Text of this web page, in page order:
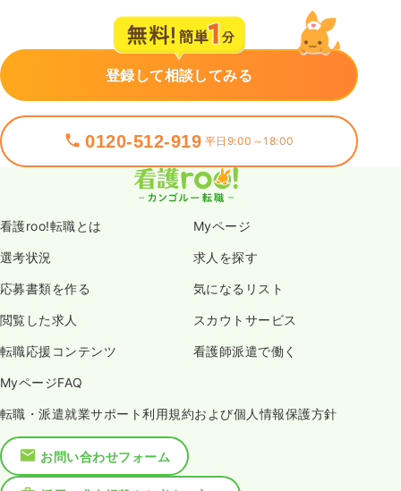
登録して相談してみる
0120-512-919 平日9:00～18:00
看護roo!転職とは Myページ
選考状況 求人を探す
応募書類を作る 気になるリスト
閲覧した求人 スカウトサービス
転職応援コンテンツ 看護師派遣で働く
MyページFAQ
転職・派遣就業サポート利用規約および個人情報保護方針
お問い合わせフォーム